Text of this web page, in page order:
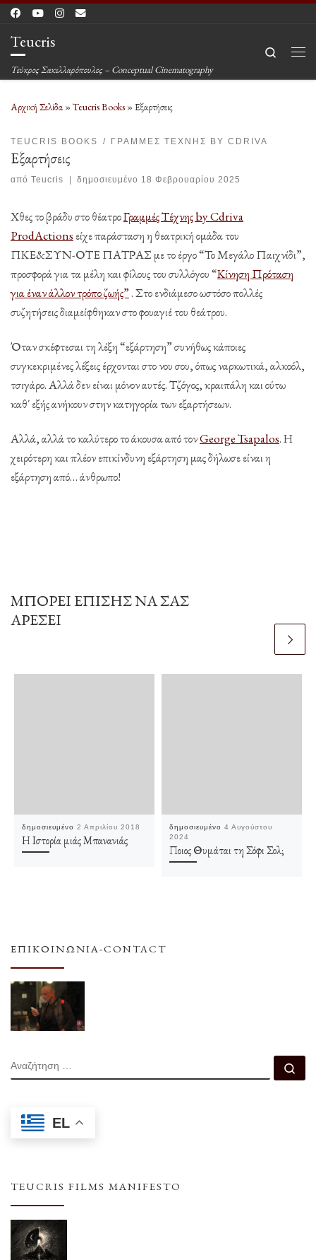
Μετάβαση στο περιεχόμενο
Teucris
Τεύκρος Σακελλαρόπουλος – Conceptual Cinematography
Search
Αρχική Σελίδα»Teucris Books »Εξαρτήσεις
TEUCRIS BOOKS ΓΡΑΜΜΈΣ ΤΈΧΝΗΣ BY CDRIVA
Εξαρτήσεις
από Teucris δημοσιευμένο 18 Φεβρουαρίου 2025
Χθες το βράδυ στο θέατροΓραμμές Τέχνης by Cdriva
ProdActions είχε παράσταση η θεατρική ομάδα του
ΠΚΕ&ΣΥΝ-ΟΤΕ ΠΑΤΡΑΣ με το έργο “Το Μεγάλο Παιχνίδι”,
προσφορά για τα μέλη και φίλους του συλλόγου “Κίνηση Πρόταση
για έναν άλλον τρόπο ζωής”. Στο ενδιάμεσο ωστόσο πολλές
συζητήσεις διαμείφθηκαν στο φουαγιέ του θεάτρου.
Όταν σκέφτεσαι τη λέξη “εξάρτηση” συνήθως κάποιες
συγκεκριμένες λέξεις έρχονται στο νου σου, όπως ναρκωτικά, αλκοόλ,
τσιγάρο. Αλλά δεν είναι μόνον αυτές. Τζόγος, κραιπάλη και ούτω
καθ΄ εξής ανήκουν στην κατηγορία των εξαρτήσεων.
Αλλά, αλλά το καλύτερο το άκουσα από τονGeorge Tsapalos. Η
χειρότερη και πλέον επικίνδυνη εξάρτηση μας δήλωσε είναι η
εξάρτηση από… άνθρωπο!
ΜΠΟΡΕΊ ΕΠΊΣΗΣ ΝΑ ΣΑΣ
ΑΡΈΣΕΙ
δημοσιευμένο2 Απριλίου 2018
Η Ιστορία μιάς Μπανανιάς
δημοσιευμένο4 Αυγούστου
2024
Ποιος Θυμάται τη Σόφι Σολ;
ΕΠΙΚΟΙΝΩΝΊΑ-CONTACT
ΑΝΑΖΉΤΗΣΗ
EL
TEUCRIS FILMS MANIFESTO